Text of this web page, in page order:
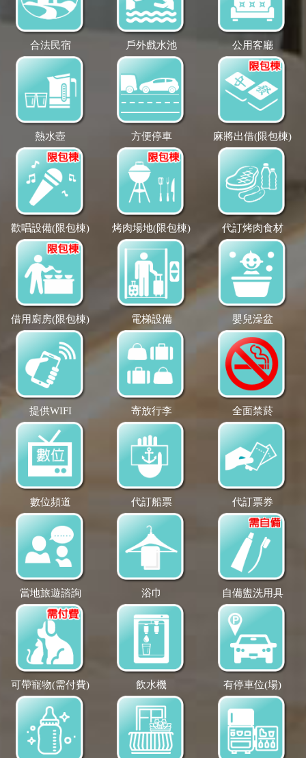
合法民宿 戶外戲水池 公用客廳
熱水壺 方便停車 麻將出借(限包棟)
歡唱設備(限包棟) 烤肉場地(限包棟) 代訂烤肉食材
借用廚房(限包棟) 電梯設備 嬰兒澡盆
提供WIFI 寄放行李 全面禁菸
數位頻道 代訂船票 代訂票券
當地旅遊諮詢 浴巾 自備盥洗用具
可帶寵物(需付費) 飲水機 有停車位(場)